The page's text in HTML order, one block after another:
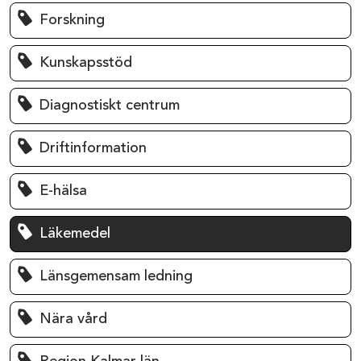
Forskning
Kunskapsstöd
Diagnostiskt centrum
Driftinformation
E-hälsa
Läkemedel
Länsgemensam ledning
Nära vård